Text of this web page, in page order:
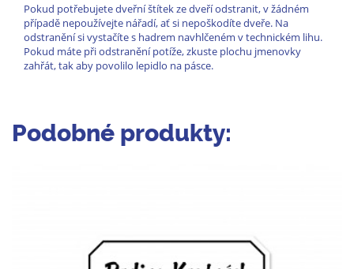
Pokud potřebujete dveřní štítek ze dveří odstranit, v žádném
případě nepoužívejte nářadí, ať si nepoškodíte dveře. Na
odstranění si vystačíte s hadrem navhlčeném v technickém lihu.
Pokud máte při odstranění potíže, zkuste plochu jmenovky
zahřát, tak aby povolilo lepidlo na pásce.
Podobné produkty: